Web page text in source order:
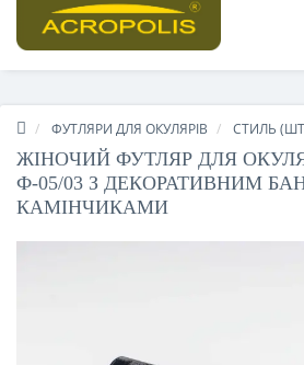
ФУТЛЯРИ ДЛЯ ОКУЛЯРІВ СТИЛЬ
ЖІНОЧИЙ ФУТЛЯР ДЛЯ
Ф-05/03 З ДЕКОРАТИВНИМ
КАМІНЧИКАМИ